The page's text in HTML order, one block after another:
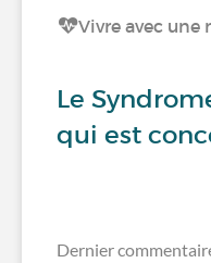
Vivre avec une
Le
qui est
Dernier